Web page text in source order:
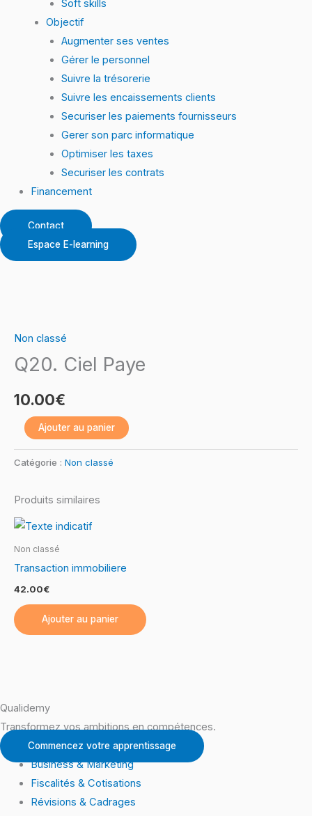
Soft skills
Objectif
Augmenter ses ventes
Gérer le personnel
Suivre la trésorerie
Suivre les encaissements clients
Securiser les paiements fournisseurs
Gerer son parc informatique
Optimiser les taxes
Securiser les contrats
Financement
Contact
Espace E-learning
Non classé
Q20. Ciel Paye
10.00€
Q20.
Ciel
Ajouter au panier
Catégorie : Non classé
Produits similaires
Non classé
Transaction immobiliere
42.00€
Ajouter au panier
Qualidemy
Transformez vos ambitions en compétences.
Commencez votre apprentissage
Business & Marketing
Fiscalités & Cotisations
Révisions & Cadrages